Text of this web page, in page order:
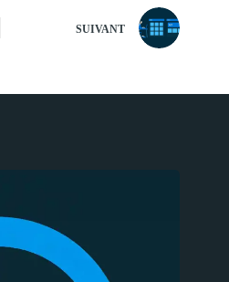
SUIVANT